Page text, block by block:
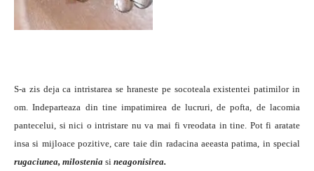
S-a zis deja ca intristarea se hraneste pe socoteala existentei patimilor in
om. Indeparteaza din tine impatimirea de lucruri, de pofta, de lacomia
pantecelui, si nici o intristare nu va mai fi vreodata in tine. Pot fi aratate
insa si mijloace pozitive, care taie din radacina aeeasta patima, in special
rugaciunea, milostenia si neagonisirea.